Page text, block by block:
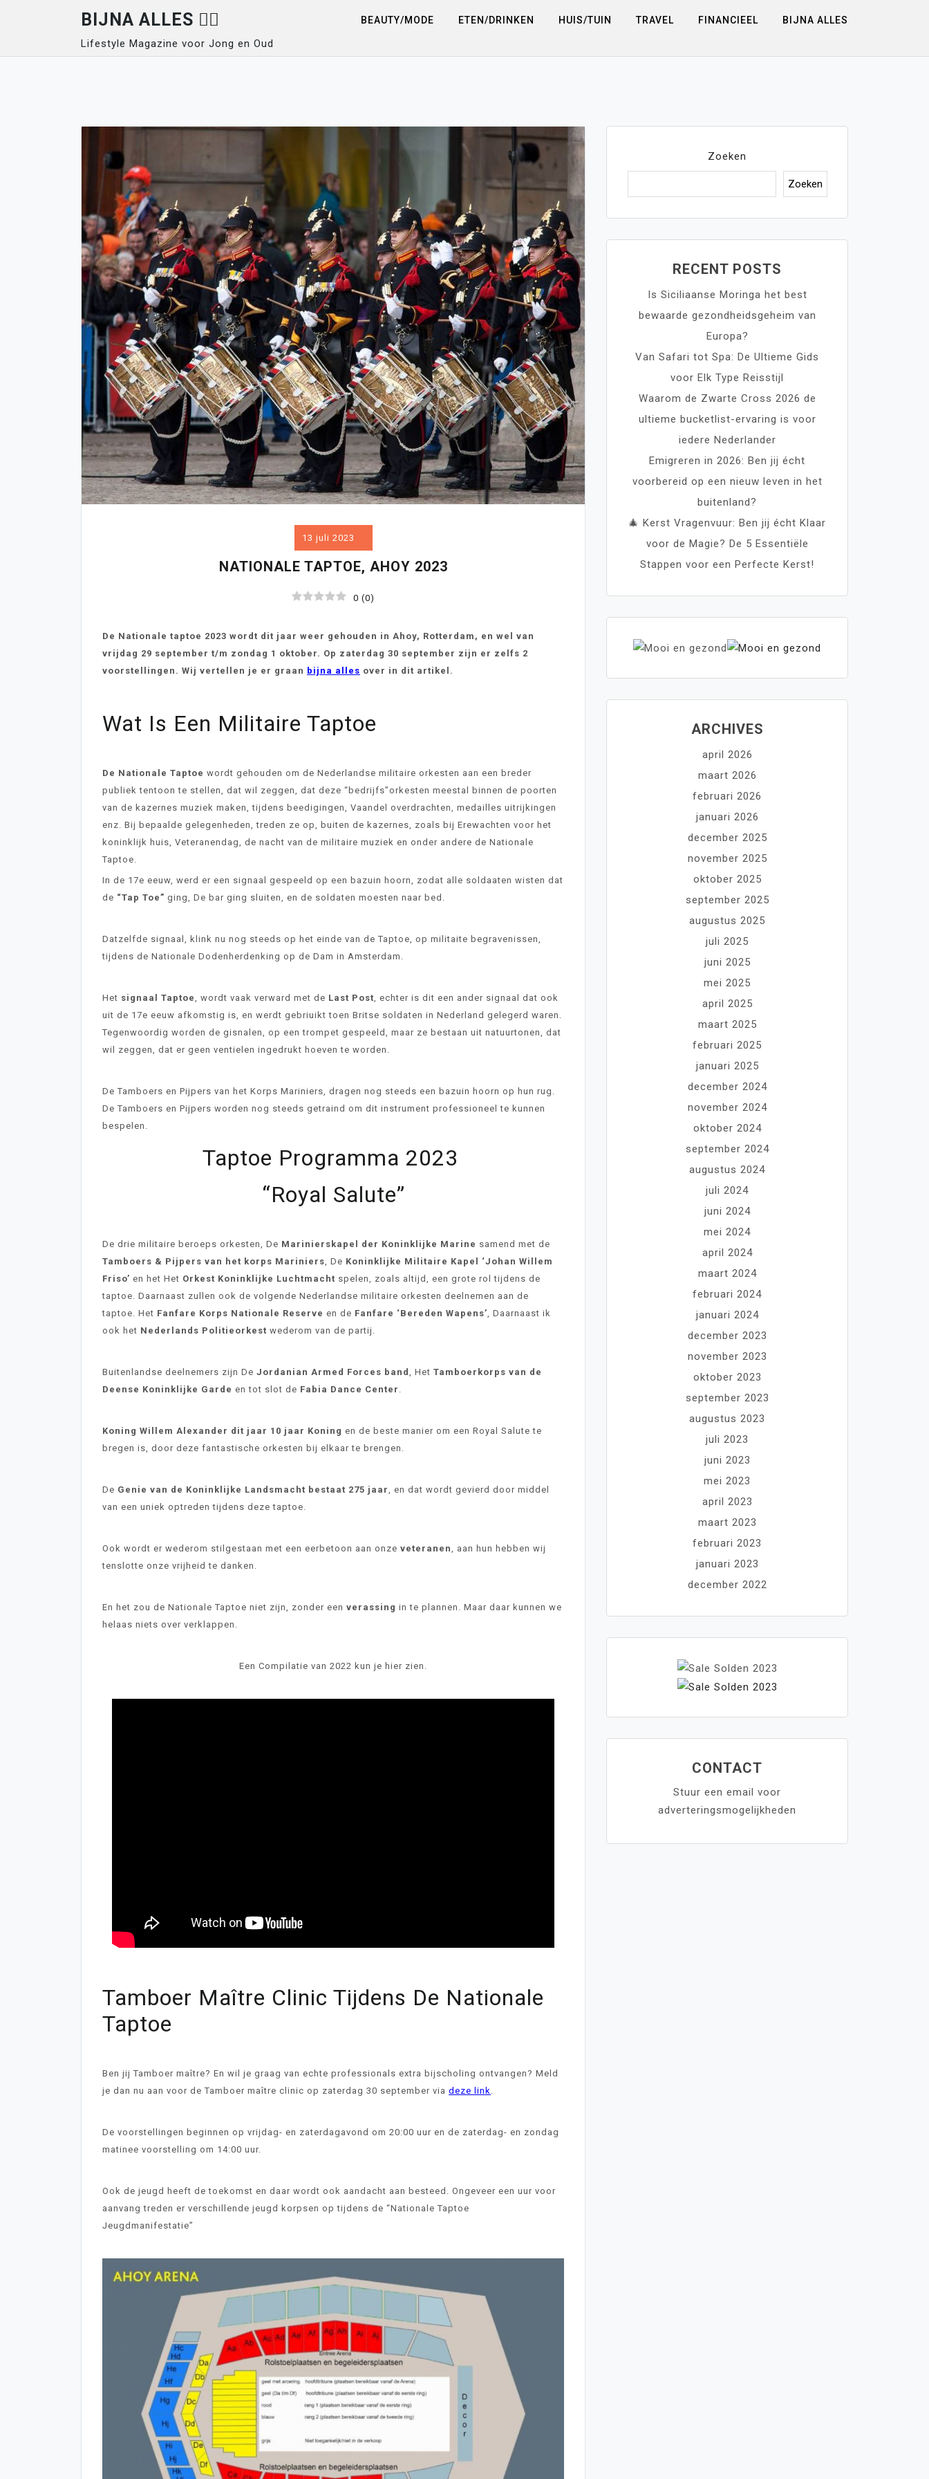
BIJNA ALLES 👍🏽
Lifestyle Magazine voor Jong en Oud
BEAUTY/MODE ETEN/DRINKEN HUIS/TUIN TRAVEL FINANCIEEL BIJNA ALLES
13 juli 2023
NATIONALE TAPTOE, AHOY 2023
0 (0)
De Nationale taptoe 2023 wordt dit jaar weer gehouden in Ahoy, Rotterdam, en wel van
vrijdag 29 september t/m zondag 1 oktober. Op zaterdag 30 september zijn er zelfs 2
voorstellingen. Wij vertellen je er graan bijna alles over in dit artikel.
Wat Is Een Militaire Taptoe
De Nationale Taptoe wordt gehouden om de Nederlandse militaire orkesten aan een breder
publiek tentoon te stellen, dat wil zeggen, dat deze “bedrijfs”orkesten meestal binnen de poorten
van de kazernes muziek maken, tijdens beedigingen, Vaandel overdrachten, medailles uitrijkingen
enz. Bij bepaalde gelegenheden, treden ze op, buiten de kazernes, zoals bij Erewachten voor het
koninklijk huis, Veteranendag, de nacht van de militaire muziek en onder andere de Nationale
Taptoe.
In de 17e eeuw, werd er een signaal gespeeld op een bazuin hoorn, zodat alle soldaaten wisten dat
de “Tap Toe” ging, De bar ging sluiten, en de soldaten moesten naar bed.
Datzelfde signaal, klink nu nog steeds op het einde van de Taptoe, op militaite begravenissen,
tijdens de Nationale Dodenherdenking op de Dam in Amsterdam.
Het signaal Taptoe , wordt vaak verward met de Last Post , echter is dit een ander signaal dat ook
uit de 17e eeuw afkomstig is, en werdt gebriuikt toen Britse soldaten in Nederland gelegerd waren.
Tegenwoordig worden de gisnalen, op een trompet gespeeld, maar ze bestaan uit natuurtonen, dat
wil zeggen, dat er geen ventielen ingedrukt hoeven te worden.
De Tamboers en Pijpers van het Korps Mariniers, dragen nog steeds een bazuin hoorn op hun rug.
De Tamboers en Pijpers worden nog steeds getraind om dit instrument professioneel te kunnen
bespelen.
Taptoe Programma 2023
“Royal Salute”
De drie militaire beroeps orkesten, De Marinierskapel der Koninklijke Marine samend met de
Tamboers & Pijpers van het korps Mariniers , De Koninklijke Militaire Kapel ‘Johan Willem
Friso’ en het Het Orkest Koninklijke Luchtmacht spelen, zoals altijd, een grote rol tijdens de
taptoe. Daarnaast zullen ook de volgende Nederlandse militaire orkesten deelnemen aan de
taptoe. Het Fanfare Korps Nationale Reserve en de Fanfare ‘Bereden Wapens’ , Daarnaast ik
ook het Nederlands Politieorkest wederom van de partij.
Buitenlandse deelnemers zijn De Jordanian Armed Forces band , Het Tamboerkorps van de
Deense Koninklijke Garde en tot slot de Fabia Dance Center
Koning Willem Alexander dit jaar 10 jaar Koning en de beste manier om een Royal Salute te
bregen is, door deze fantastische orkesten bij elkaar te brengen.
De Genie van de Koninklijke Landsmacht bestaat 275 jaar
, en dat wordt gevierd door middel
van een uniek optreden tijdens deze taptoe.
Ook wordt er wederom stilgestaan met een eerbetoon aan onze veteranen
, aan hun hebben wij
tenslotte onze vrijheid te danken.
En het zou de Nationale Taptoe niet zijn, zonder een verassing in te plannen. Maar daar kunnen we
helaas niets over verklappen.
Een Compilatie van 2022 kun je hier zien.
Tamboer Maître Clinic Tijdens De Nationale
Taptoe
Ben jij Tamboer maître? En wil je graag van echte professionals extra bijscholing ontvangen? Meld
je dan nu aan voor de Tamboer maître clinic op zaterdag 30 september via deze link
De voorstellingen beginnen op vrijdag- en zaterdagavond om 20:00 uur en de zaterdag- en zondag
matinee voorstelling om 14:00 uur.
Ook de jeugd heeft de toekomst en daar wordt ook aandacht aan besteed. Ongeveer een uur voor
aanvang treden er verschillende jeugd korpsen op tijdens de “Nationale Taptoe
Jeugdmanifestatie”
Zoeken
Zoeken
RECENT POSTS
Is Siciliaanse Moringa het best
bewaarde gezondheidsgeheim van
Europa?
Van Safari tot Spa: De Ultieme Gids
voor Elk Type Reisstijl
Waarom de Zwarte Cross 2026 de
ultieme bucketlist-ervaring is voor
iedere Nederlander
Emigreren in 2026: Ben jij écht
voorbereid op een nieuw leven in het
buitenland?
🎄 Kerst Vragenvuur: Ben jij écht Klaar
voor de Magie? De 5 Essentiële
Stappen voor een Perfecte Kerst!
ARCHIVES
april 2026
maart 2026
februari 2026
januari 2026
december 2025
november 2025
oktober 2025
september 2025
augustus 2025
juli 2025
juni 2025
mei 2025
april 2025
maart 2025
februari 2025
januari 2025
december 2024
november 2024
oktober 2024
september 2024
augustus 2024
juli 2024
juni 2024
mei 2024
april 2024
maart 2024
februari 2024
januari 2024
december 2023
november 2023
oktober 2023
september 2023
augustus 2023
juli 2023
juni 2023
mei 2023
april 2023
maart 2023
februari 2023
januari 2023
december 2022
CONTACT
Stuur een email voor
adverteringsmogelijkheden